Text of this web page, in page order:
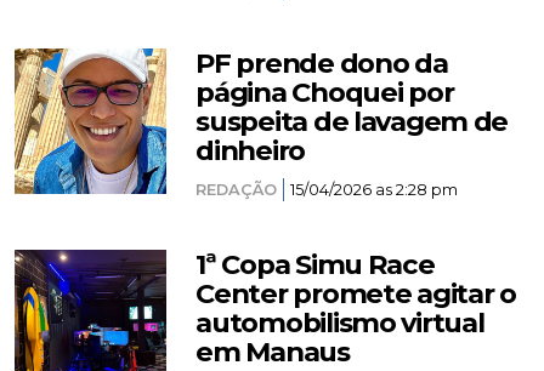
PF prende dono da
página Choquei por
suspeita de lavagem de
dinheiro
REDAÇÃO 15/04/2026 as 2:28 pm
1ª Copa Simu Race
Center promete agitar o
automobilismo virtual
em Manaus